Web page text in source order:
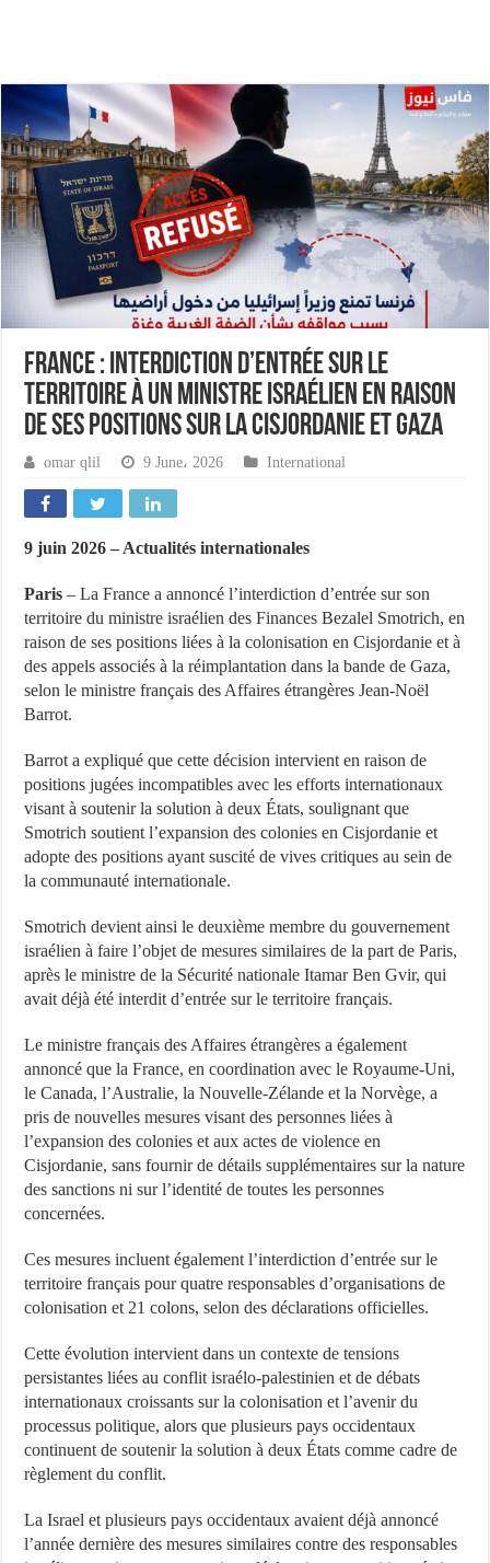
France : interdiction d’entrée sur le
territoire à un ministre israélien en raison
de ses positions sur la Cisjordanie et Gaza
omar qlil 9 June، 2026 International
9 juin 2026 – Actualités internationales
Paris– La France a annoncé l’interdiction d’entrée sur son
territoire du ministre israélien des Finances Bezalel Smotrich, en
raison de ses positions liées à la colonisation en Cisjordanie et à
des appels associés à la réimplantation dans la bande de Gaza,
selon le ministre français des Affaires étrangères Jean-Noël
Barrot.
Barrot a expliqué que cette décision intervient en raison de
positions jugées incompatibles avec les efforts internationaux
visant à soutenir la solution à deux États, soulignant que
Smotrich soutient l’expansion des colonies en Cisjordanie et
adopte des positions ayant suscité de vives critiques au sein de
la communauté internationale.
Smotrich devient ainsi le deuxième membre du gouvernement
israélien à faire l’objet de mesures similaires de la part de Paris,
après le ministre de la Sécurité nationale Itamar Ben Gvir, qui
avait déjà été interdit d’entrée sur le territoire français.
Le ministre français des Affaires étrangères a également
annoncé que la France, en coordination avec le Royaume-Uni,
le Canada, l’Australie, la Nouvelle-Zélande et la Norvège, a
pris de nouvelles mesures visant des personnes liées à
l’expansion des colonies et aux actes de violence en
Cisjordanie, sans fournir de détails supplémentaires sur la nature
des sanctions ni sur l’identité de toutes les personnes
concernées.
Ces mesures incluent également l’interdiction d’entrée sur le
territoire français pour quatre responsables d’organisations de
colonisation et 21 colons, selon des déclarations officielles.
Cette évolution intervient dans un contexte de tensions
persistantes liées au conflit israélo-palestinien et de débats
internationaux croissants sur la colonisation et l’avenir du
processus politique, alors que plusieurs pays occidentaux
continuent de soutenir la solution à deux États comme cadre de
règlement du conflit.
La Israel et plusieurs pays occidentaux avaient déjà annoncé
l’année dernière des mesures similaires contre des responsables